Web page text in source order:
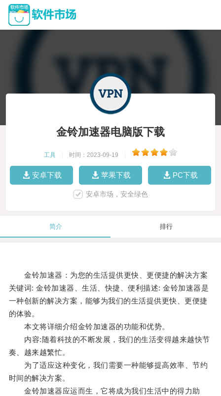
金铃加速器电脑版下载
工具 时间：2023-09-19
安卓下载 苹果下载 PC下载
安卓市场，安全绿色
简介 排行
金铃加速器：为您的生活提供更快、更便捷的解决方案
关键词: 金铃加速器、生活、快捷、便利描述: 金铃加速器是
一种创新的解决方案，能够为我们的生活提供更快、更便捷
的体验。
本文将详细介绍金铃加速器的功能和优势。
内容:随着科技的不断发展，我们的生活变得越来越快节
奏、越来越繁忙。
为了适应这种变化，我们需要一种能够提高效率、节约
时间的解决方案。
金铃加速器应运而生，它将成为我们生活中的得力助